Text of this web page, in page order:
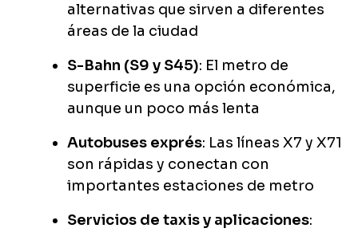
alternativas que sirven a diferentes
áreas de la ciudad
S-Bahn (S9 y S45): El metro de
superficie es una opción económica,
aunque un poco más lenta
Autobuses exprés: Las líneas X7 y X71
son rápidas y conectan con
importantes estaciones de metro
Servicios de taxis y aplicaciones: